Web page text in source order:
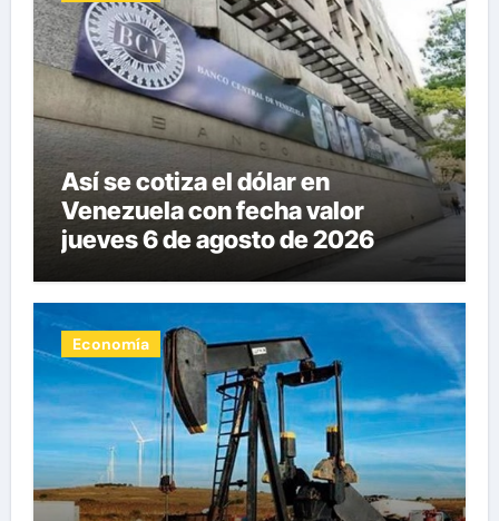
Así se cotiza el dólar en
Venezuela con fecha valor
jueves 6 de agosto de 2026
Economía